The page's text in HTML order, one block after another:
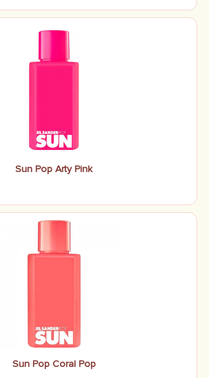
Sun Pop Arty Pink
Sun Pop Coral Pop